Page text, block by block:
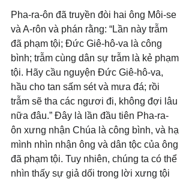
Pha-ra-ôn đã truyền đòi hai ông Môi-se
và A-rôn và phán rằng: “Lần này trẫm
đã phạm tội; Đức Giê-hô-va là công
bình; trẫm cùng dân sự trẫm là kẻ phạm
tội. Hãy cầu nguyện Đức Giê-hô-va,
hầu cho tan sấm sét và mưa đá; rồi
trẫm sẽ tha các ngươi đi, không đợi lâu
nữa đâu.” Đây là lần đầu tiên Pha-ra-
ôn xưng nhận Chúa là công bình, và hạ
mình nhìn nhận ông và dân tộc của ông
đã phạm tội. Tuy nhiên, chúng ta có thể
nhìn thấy sự giả dối trong lời xưng tội